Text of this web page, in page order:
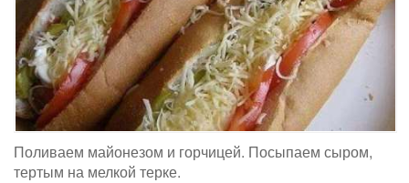
Поливаем майонезом и горчицей. Посыпаем сыром,
тертым на мелкой терке.